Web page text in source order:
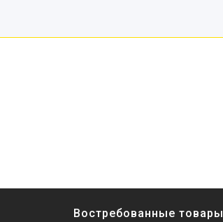
Востребованные товары